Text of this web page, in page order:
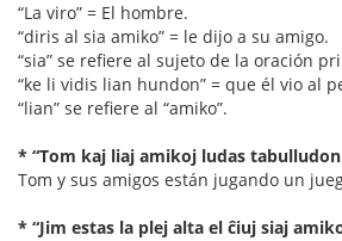
“La viro” = El hombre.
“diris al sia amiko” = le dijo a su amigo.
“sia” se refiere al sujeto de la oración
“ke li vidis lian hundon” = que él vio al
“lian” se refiere al “amiko”.
* “Tom kaj liaj amikoj ludas
Tom y sus amigos están jugando un
* “Jim estas la plej alta el ĉiuj siaj